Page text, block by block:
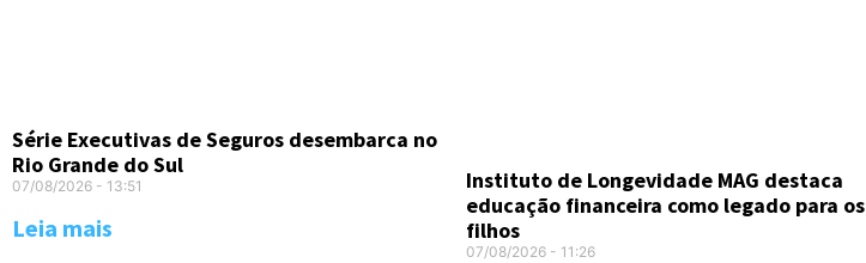
Série Executivas de Seguros desembarca no
Rio Grande do Sul
07/08/2026 13:51
Leia mais
Instituto de Longevidade MAG destaca
educação financeira como legado para os
filhos
07/08/2026 11:26